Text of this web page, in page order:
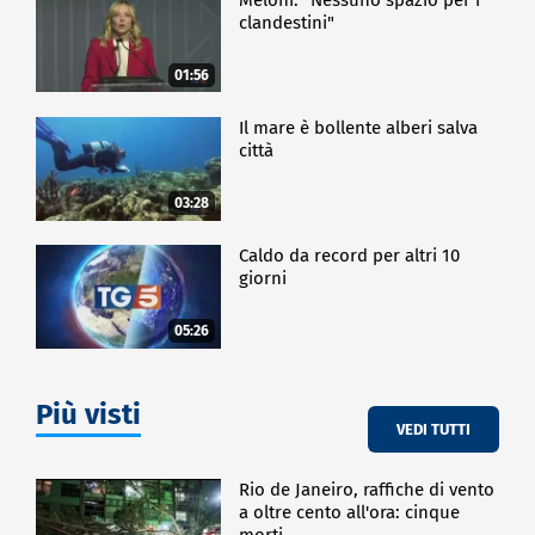
01:56
clandestini"
03:28
Il mare è bollente alberi salva
città
05:26
Caldo da record per altri 10
giorni
Più visti VEDI TUTTI
Rio de Janeiro, raffiche di vento
a oltre cento all'ora: cinque